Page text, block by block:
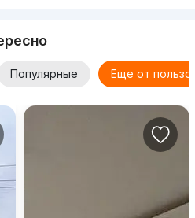
Популярные Еще от